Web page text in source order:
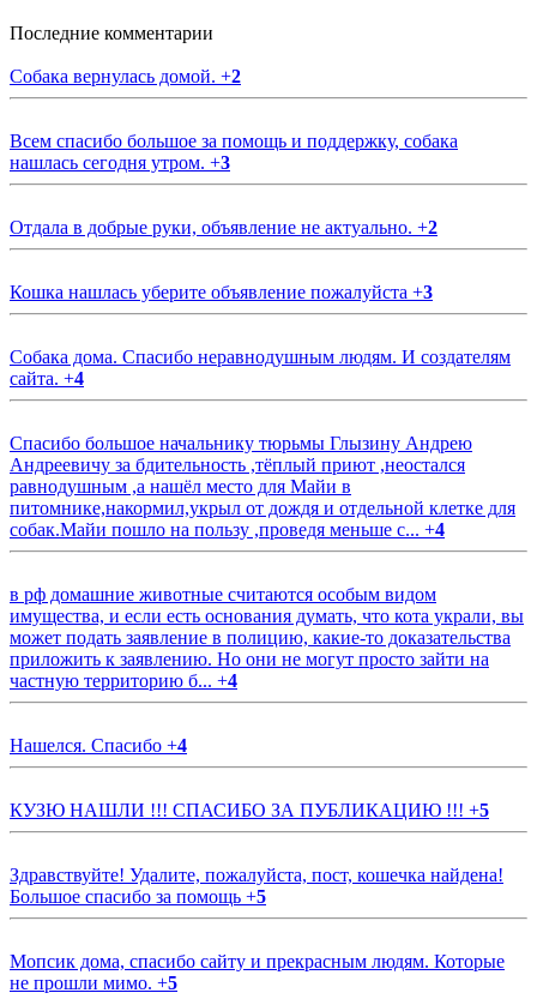
Последние комментарии
Собака вернулась домой. +2
Всем спасибо большое за помощь и поддержку, собака
нашлась сегодня утром. +3
Отдала в добрые руки, объявление не актуально. +2
Кошка нашлась уберите объявление пожалуйста +3
Собака дома. Спасибо неравнодушным людям. И создателям
сайта. +4
Спасибо большое начальнику тюрьмы Глызину Андрею
Андреевичу за бдительность ,тёплый приют ,неостался
равнодушным ,а нашёл место для Майи в
питомнике,накормил,укрыл от дождя и отдельной клетке для
собак.Майи пошло на пользу ,проведя меньше с... +4
в рф домашние животные считаются особым видом
имущества, и если есть основания думать, что кота украли, вы
может подать заявление в полицию, какие-то доказательства
приложить к заявлению. Но они не могут просто зайти на
частную территорию б... +4
Нашелся. Спасибо +4
КУЗЮ НАШЛИ !!! СПАСИБО ЗА ПУБЛИКАЦИЮ !!! +5
Здравствуйте! Удалите, пожалуйста, пост, кошечка найдена!
Большое спасибо за помощь +5
Мопсик дома, спасибо сайту и прекрасным людям. Которые
не прошли мимо. +5